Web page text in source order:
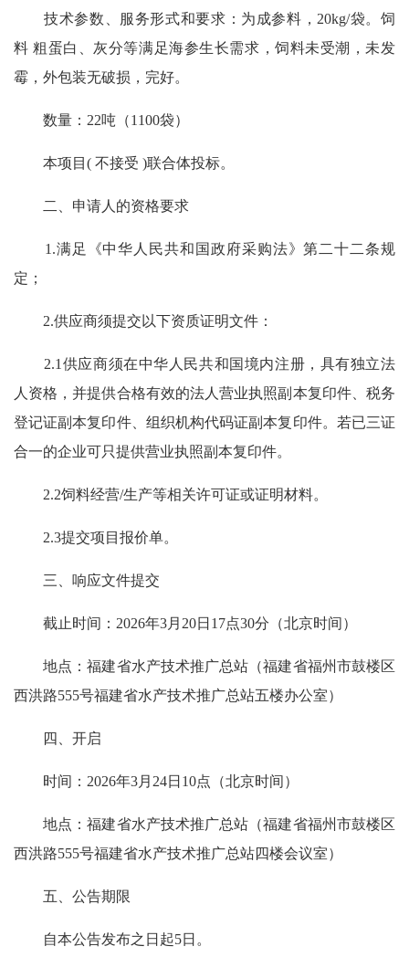
技术参数、服务形式和要求：为成参料，20kg/袋。饲
料 粗蛋白、灰分等满足海参生长需求，饲料未受潮，未发
霉，外包装无破损，完好。
数量：22吨（1100袋）
本项目( 不接受 )联合体投标。
二、申请人的资格要求
1.满足《中华人民共和国政府采购法》第二十二条规
定；
2.供应商须提交以下资质证明文件：
2.1供应商须在中华人民共和国境内注册，具有独立法
人资格，并提供合格有效的法人营业执照副本复印件、税务
登记证副本复印件、组织机构代码证副本复印件。若已三证
合一的企业可只提供营业执照副本复印件。
2.2饲料经营/生产等相关许可证或证明材料。
2.3提交项目报价单。
三、响应文件提交
截止时间：2026年3月20日17点30分（北京时间）
地点：福建省水产技术推广总站（福建省福州市鼓楼区
西洪路555号福建省水产技术推广总站五楼办公室）
四、开启
时间：2026年3月24日10点（北京时间）
地点：福建省水产技术推广总站（福建省福州市鼓楼区
西洪路555号福建省水产技术推广总站四楼会议室）
五、公告期限
自本公告发布之日起5日。